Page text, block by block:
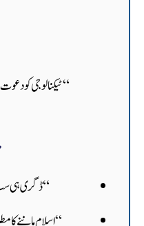
“ٹیکنالوجی کو
“ڈگری ہی
“اسلام ماننے